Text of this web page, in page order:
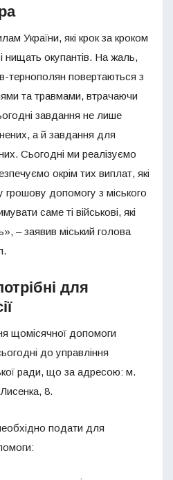
України, які крок за кроком
нищать окупантів. На жаль,
тернополян повертаються з
та травмами, втрачаючи
завдання не лише
а й завдання для
Сьогодні ми реалізуємо
окрім тих виплат, які
допомогу з міського
саме ті військові, які
– заявив міський голова
для
щомісячної допомоги
до управління
ради, що за адресою: м.
8.
подати для